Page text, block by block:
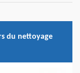
du nettoyage